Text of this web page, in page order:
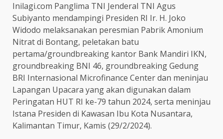
Inilagi.com Panglima TNI Jenderal TNI Agus
Subiyanto mendampingi Presiden RI Ir. H. Joko
Widodo melaksanakan peresmian Pabrik Amonium
Nitrat di Bontang, peletakan batu
pertama/groundbreaking kantor Bank Mandiri IKN,
groundbreaking BNI 46, groundbreaking Gedung
BRI Internasional Microfinance Center dan meninjau
Lapangan Upacara yang akan digunakan dalam
Peringatan HUT RI ke-79 tahun 2024, serta meninjau
Istana Presiden di Kawasan Ibu Kota Nusantara,
Kalimantan Timur, Kamis (29/2/2024).